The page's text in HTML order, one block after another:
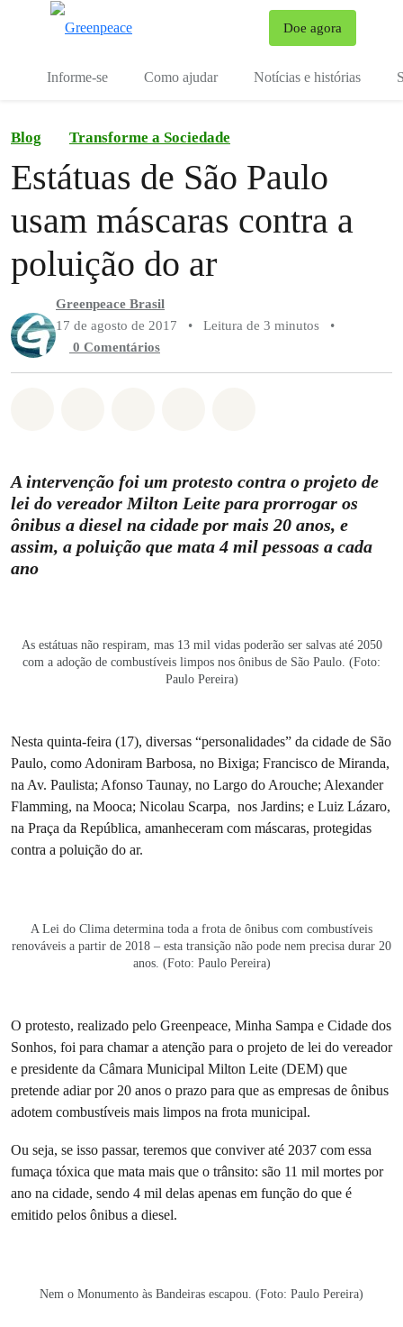
Doe agora
Informe-se Como ajudar Notícias e histórias
Blog Transforme a Sociedade
Estátuas de São Paulo
usam máscaras contra a
poluição do ar
Greenpeace Brasil
17 de agosto de 2017
• Leitura de 3 minutos
•
0 Comentários
A intervenção foi um protesto contra o projeto de
lei do vereador Milton Leite para prorrogar os
ônibus a diesel na cidade por mais 20 anos, e
assim, a poluição que mata 4 mil pessoas a cada
ano
As estátuas não respiram, mas 13 mil vidas poderão ser salvas até 2050
com a adoção de combustíveis limpos nos ônibus de São Paulo. (Foto:
Paulo Pereira)
Nesta quinta-feira (17), diversas “personalidades” da cidade de São
Paulo, como Adoniram Barbosa, no Bixiga; Francisco de Miranda,
na Av. Paulista; Afonso Taunay, no Largo do Arouche; Alexander
Flamming, na Mooca; Nicolau Scarpa, nos Jardins; e Luiz Lázaro,
na Praça da República, amanheceram com máscaras, protegidas
contra a poluição do ar.
A Lei do Clima determina toda a frota de ônibus com combustíveis
renováveis a partir de 2018 – esta transição não pode nem precisa durar 20
anos. (Foto: Paulo Pereira)
O protesto, realizado pelo Greenpeace, Minha Sampa e Cidade dos
Sonhos, foi para chamar a atenção para o projeto de lei do vereador
e presidente da Câmara Municipal Milton Leite (DEM) que
pretende adiar por 20 anos o prazo para que as empresas de ônibus
adotem combustíveis mais limpos na frota municipal.
Ou seja, se isso passar, teremos que conviver até 2037 com essa
fumaça tóxica que mata mais que o trânsito: são 11 mil mortes por
ano na cidade, sendo 4 mil delas apenas em função do que é
emitido pelos ônibus a diesel.
Nem o Monumento às Bandeiras escapou. (Foto: Paulo Pereira)